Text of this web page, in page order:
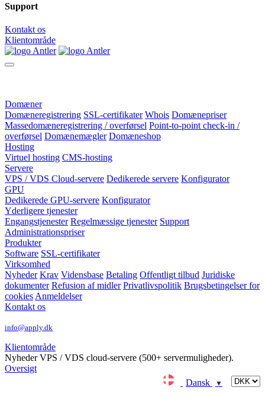
Support
Kontakt os
Klientområde
Domæner
Domæneregistrering SSL-certifikater Whois Domænepriser
Massedomæneregistrering / overførsel Point-to-point check-in /
overførsel Domænemægler Domæneshop
Hosting
Virtuel hosting CMS-hosting
Servere
VPS / VDS Cloud-servere Dedikerede servere Konfigurator
GPU
Dedikerede GPU-servere Konfigurator
Yderligere tjenester
Engangstjenester Regelmæssige tjenester Support
Administrationspriser
Produkter
Software SSL-certifikater
Virksomhed
Nyheder Krav Vidensbase Betaling Offentligt tilbud Juridiske
dokumenter Refusion af midler Privatlivspolitik Brugsbetingelser for
cookies Anmeldelser
Kontakt os
info@apply.dk
Klientområde
Nyheder VPS / VDS cloud-servere (500+ servermuligheder).
Oversigt
Dansk
▼